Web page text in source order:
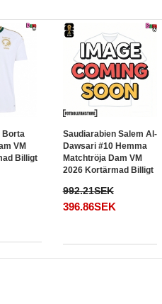
Borta
VM
Billigt
Saudiarabien Salem Al-
Dawsari #10 Hemma
Matchtröja Dam VM
2026 Kortärmad Billigt
992.21SEK
396.86SEK